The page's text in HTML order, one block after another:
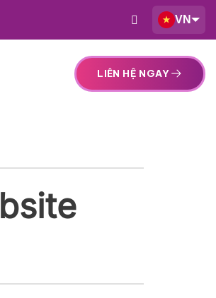
VN
LIÊN HỆ NGAY